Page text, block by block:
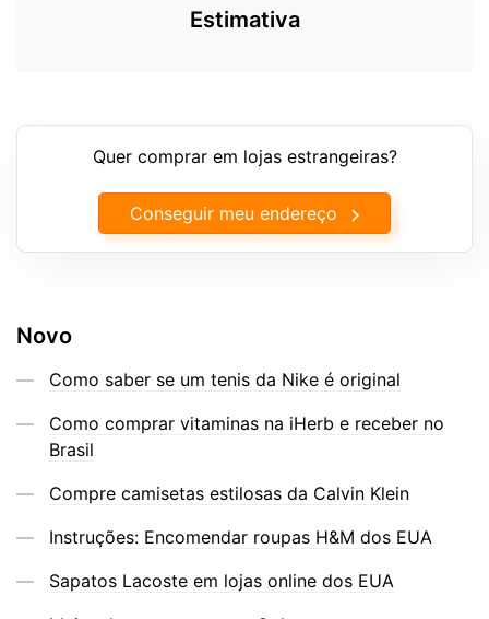
Estimativa
Quer comprar em lojas estrangeiras?
Conseguir meu endereço
Novo
Como saber se um tenis da Nike é original
Como comprar vitaminas na iHerb e receber no
Brasil
Compre camisetas estilosas da Calvin Klein
Instruções: Encomendar roupas H&M dos EUA
Sapatos Lacoste em lojas online dos EUA